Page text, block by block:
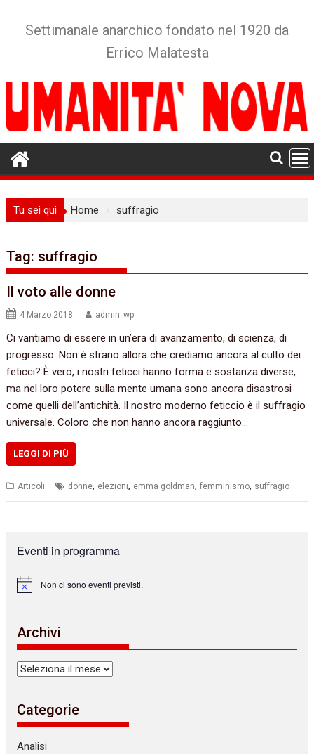
Settimanale anarchico fondato nel 1920 da
Errico Malatesta
Tu sei qui Home suffragio
Tag: suffragio
Il voto alle donne
4 Marzo 2018 admin_wp
Ci vantiamo di essere in un’era di avanzamento, di scienza, di
progresso. Non è strano allora che crediamo ancora al culto dei
feticci? È vero, i nostri feticci hanno forma e sostanza diverse,
ma nel loro potere sulla mente umana sono ancora disastrosi
come quelli dell’antichità. Il nostro moderno feticcio è il suffragio
universale. Coloro che non hanno ancora raggiunto…
LEGGI DI PIÙ
Articoli donne, elezioni, emma goldman,femminismo, suffragio
Eventi in programma
N
c
e
Non ci sono eventi previsti.
Archivi
Archivi
Categorie
Analisi